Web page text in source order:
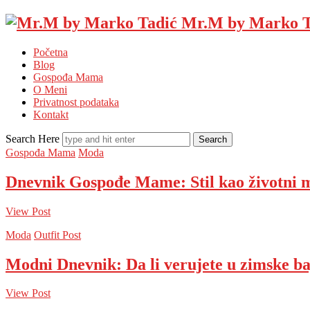
Mr.M by Marko
Početna
Blog
Gospođa Mama
O Meni
Privatnost podataka
Kontakt
Search Here
Gospođa Mama Moda
Dnevnik Gospođe Mame: Stil kao životni
View Post
Moda Outfit Post
Modni Dnevnik: Da li verujete u zimske
View Post